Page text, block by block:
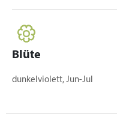
Blüte
dunkelviolett, Jun-Jul